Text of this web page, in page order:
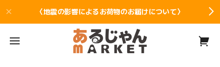
〈地震の影響によるお荷物のお届けについて〉